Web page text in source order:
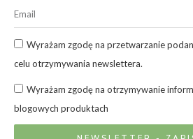
Wyrażam zgodę na przetwarzanie
celu otrzymywania newslettera.
Wyrażam zgodę na otrzymywanie
blogowych produktach